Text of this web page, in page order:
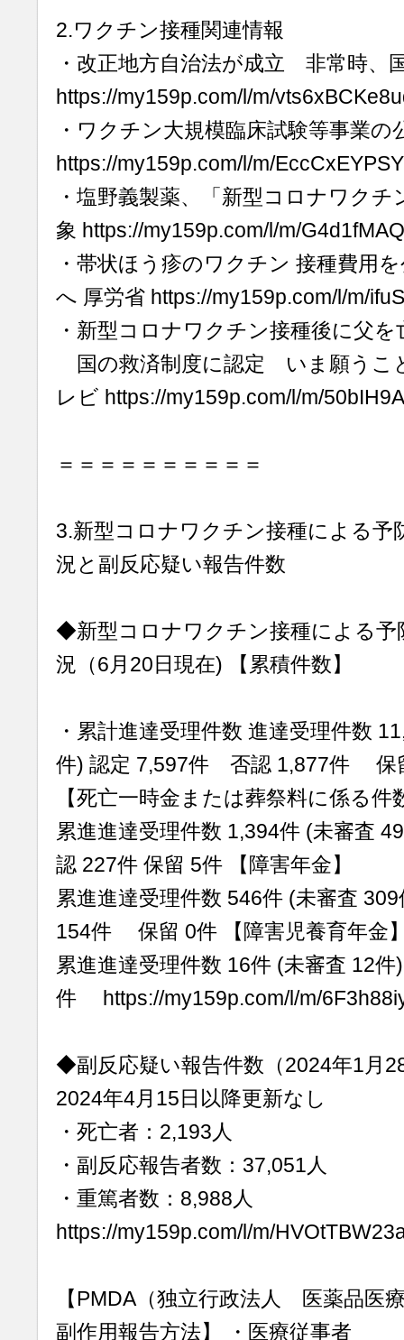
2.ワクチン接種関連情報
・改正地方自治法が成立 非常時、
https://my159p.com/l/m/
・ワクチン大規模臨床試験等事業
https://my159p.com/l/m/
・塩野義製薬、「新型コロナワク
象 https://my159p.com/l/m/
・帯状ほう疹のワクチン 接種費用
へ 厚労省 https://my159p.com/l/m/
・新型コロナワクチン接種後に父
国の救済制度に認定 いま願うこ
レビ https://my159p.com/l/m/
＝＝＝＝＝＝＝＝＝＝
3.新型コロナワクチン接種による予
況と副反応疑い報告件数
◆新型コロナワクチン接種による予
況（6月20日現在) 【累積件数】
・累計進達受理件数 進達受理件数
件) 認定 7,597件 否認 1,877件 保
【死亡一時金または葬祭料に係る件
累進進達受理件数 1,394件 (未審査
認 227件 保留 5件 【障害年金】
累進進達受理件数 546件 (未審査
154件 保留 0件 【障害児養育年金
累進進達受理件数 16件 (未審査 12
件 https://my159p.com/l/m/
◆副反応疑い報告件数（2024年1月
2024年4月15日以降更新なし
・死亡者：2,193人
・副反応報告者数：37,051人
・重篤者数：8,988人
https://my159p.com/l/m/
【PMDA（独立行政法人 医薬品医
副作用報告方法】 ・医療従事者